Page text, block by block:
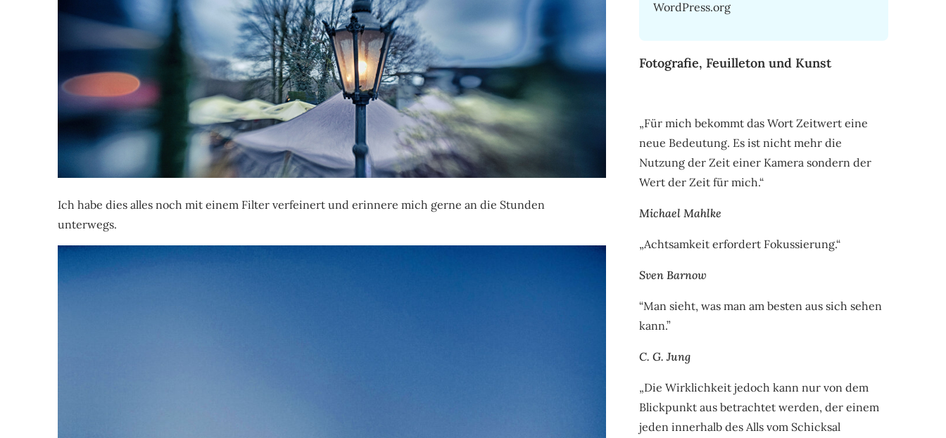
Ich habe dies alles noch mit einem Filter verfeinert und erinnere mich gerne an die Stunden
unterwegs.
WordPress.org
Fotografie, Feuilleton und Kunst
„Für mich bekommt das Wort Zeitwert eine
neue Bedeutung. Es ist nicht mehr die
Nutzung der Zeit einer Kamera sondern der
Wert der Zeit für mich.“
Michael Mahlke
„Achtsamkeit erfordert Fokussierung.“
Sven Barnow
“Man sieht, was man am besten aus sich sehen
kann.”
C. G. Jung
„Die Wirklichkeit jedoch kann nur von dem
Blickpunkt aus betrachtet werden, der einem
jeden innerhalb des Alls vom Schicksal